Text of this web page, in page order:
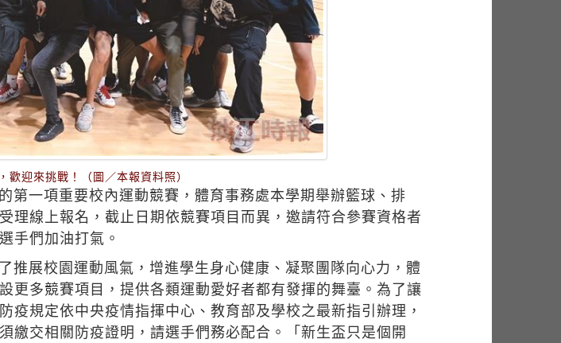
歡迎來挑戰！（圖／本報資料照）
第一項重要校內運動競賽，體育事務處本學期舉辦籃球、排
理線上報名，截止日期依競賽項目而異，邀請符合參賽資格者
手們加油打氣。
推展校園運動風氣，增進學生身心健康、凝聚團隊向心力，體
更多競賽項目，提供各類運動愛好者都有發揮的舞臺。為了讓
規定依中央疫情指揮中心、教育部及學校之最新指引辦理，
繳交相關防疫證明，請選手們務必配合。「新生盃只是個開